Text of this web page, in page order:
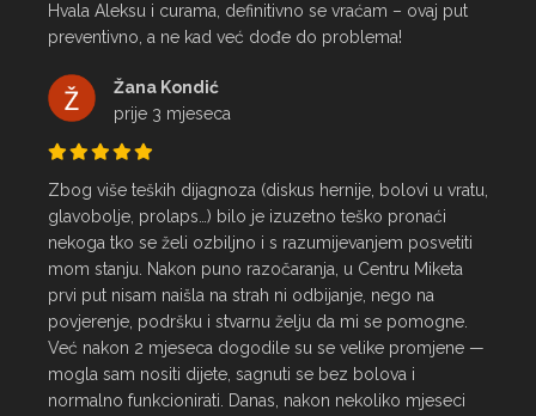
Hvala Aleksu i curama, definitivno se vraćam – ovaj put
preventivno, a ne kad već dođe do problema!
Žana Kondić
prije 3 mjeseca
Zbog više teških dijagnoza (diskus hernije, bolovi u vratu,
glavobolje, prolaps…) bilo je izuzetno teško pronaći
nekoga tko se želi ozbiljno i s razumijevanjem posvetiti
mom stanju. Nakon puno razočaranja, u Centru Miketa
prvi put nisam naišla na strah ni odbijanje, nego na
povjerenje, podršku i stvarnu želju da mi se pomogne.
Već nakon 2 mjeseca dogodile su se velike promjene —
mogla sam nositi dijete, sagnuti se bez bolova i
normalno funkcionirati. Danas, nakon nekoliko mjeseci